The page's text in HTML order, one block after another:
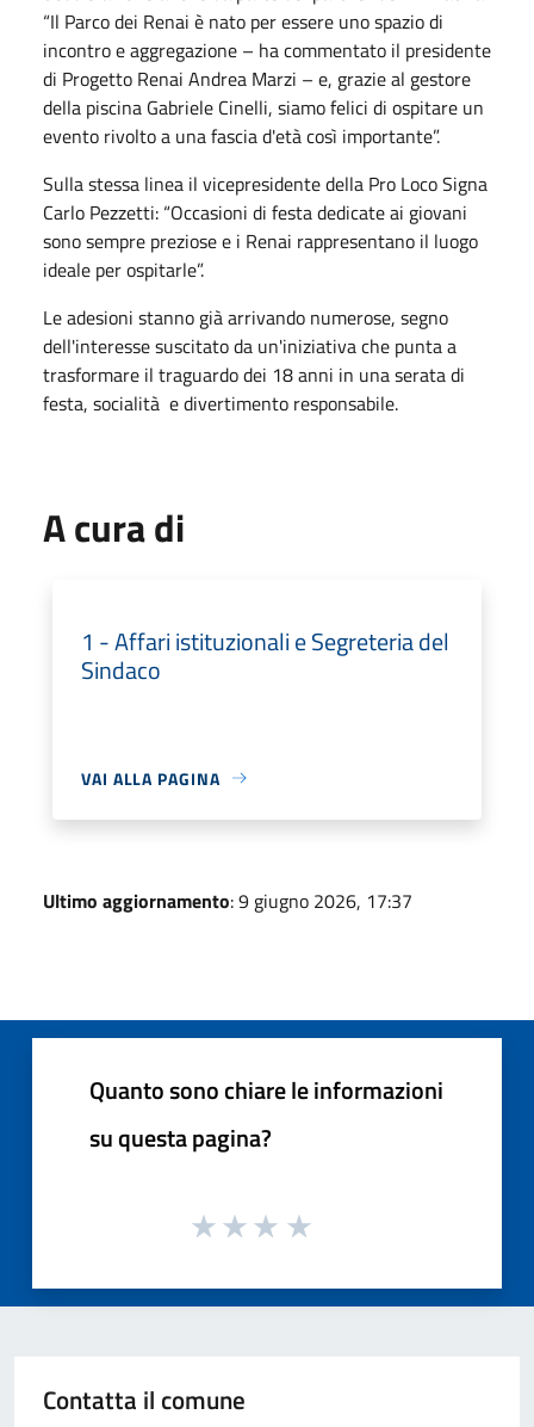
“Il Parco dei Renai è nato per essere uno spazio di
incontro e aggregazione – ha commentato il presidente
di Progetto Renai Andrea Marzi – e, grazie al gestore
della piscina Gabriele Cinelli, siamo felici di ospitare un
evento rivolto a una fascia d'età così importante”.
Sulla stessa linea il vicepresidente della Pro Loco Signa
Carlo Pezzetti: “Occasioni di festa dedicate ai giovani
sono sempre preziose e i Renai rappresentano il luogo
ideale per ospitarle”.
Le adesioni stanno già arrivando numerose, segno
dell'interesse suscitato da un'iniziativa che punta a
trasformare il traguardo dei 18 anni in una serata di
festa, socialità e divertimento responsabile.
A cura di
1 - Affari istituzionali e Segreteria del
Sindaco
VAI ALLA PAGINA
Ultimo aggiornamento: 9 giugno 2026, 17:37
Quanto sono chiare le informazioni
su questa pagina?
Contatta il comune